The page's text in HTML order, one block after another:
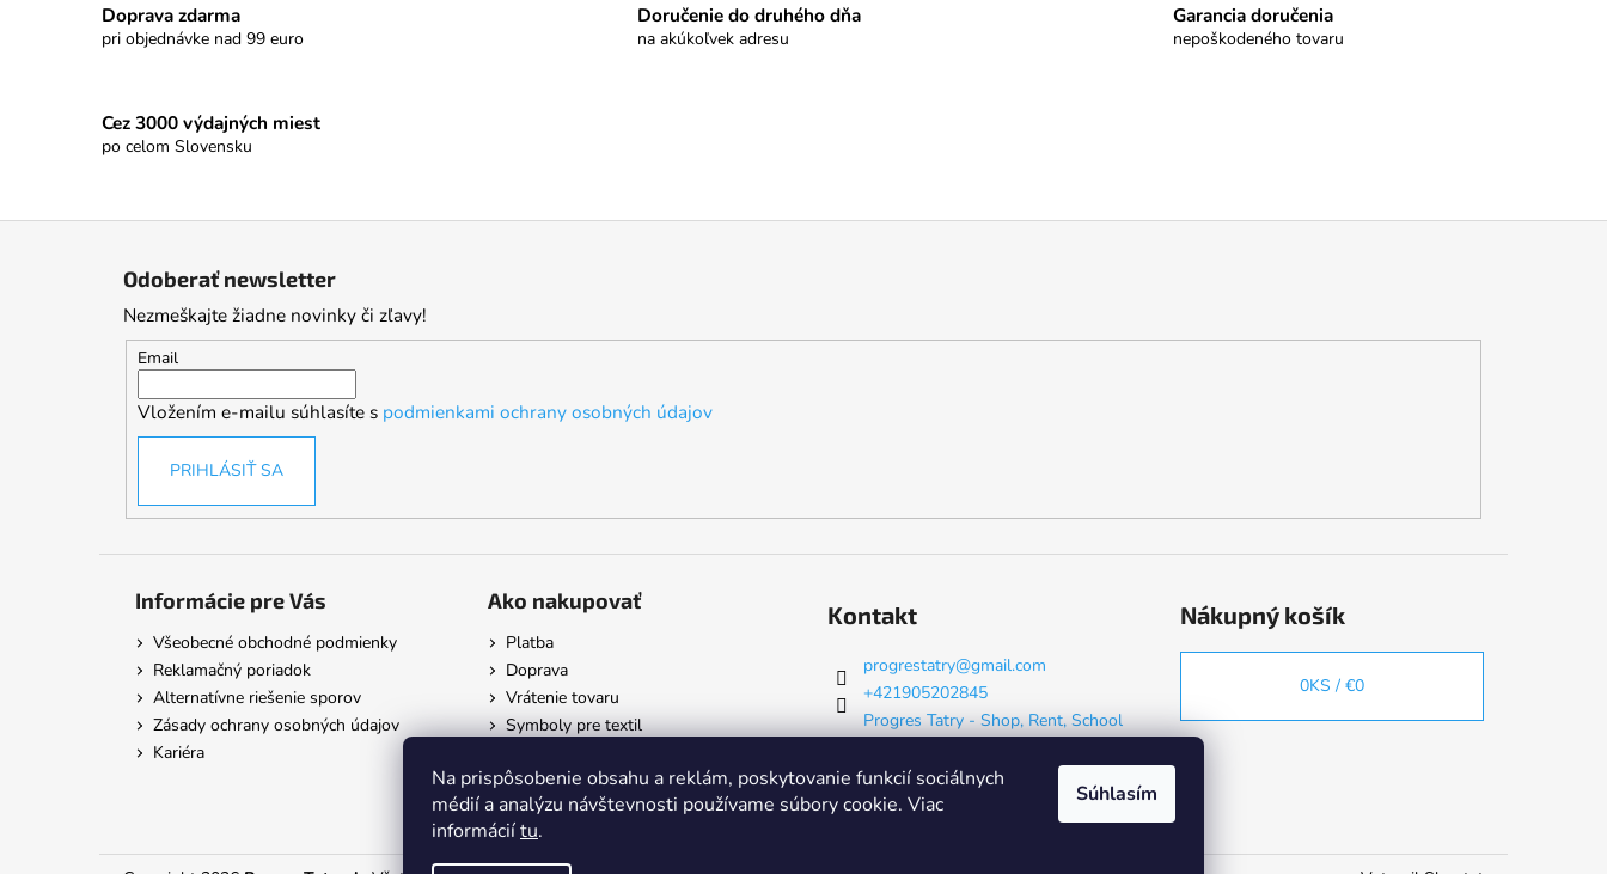
Na prispôsobenie obsahu a reklám, poskytovanie funkcií sociálnych
médií a analýzu návštevnosti používame súbory cookie. Viac
informáciítu.
Súhlasím
Doprava zdarma
pri objednávke nad 99 euro
Doručenie do druhého dňa
na akúkoľvek adresu
Garancia doručenia
nepoškodeného tovaru
Cez 3000 výdajných miest
po celom Slovensku
Odoberať newsletter
Nezmeškajte žiadne novinky či zľavy!
Email
Vložením e-mailu súhlasíte s podmienkami ochrany osobných údajov
PRIHLÁSIŤ SA
Informácie pre Vás
Všeobecné obchodné podmienky
Reklamačný poriadok
Alternatívne riešenie sporov
Zásady ochrany osobných údajov
Kariéra
Ako nakupovať
Platba
Doprava
Vrátenie tovaru
Symboly pre textil
Kontakt
progrestatry@gmail.com
+421905202845
Progres Tatry - Shop, Rent, School
& Servis
progrestatry
Nákupný košík
0KS / €0